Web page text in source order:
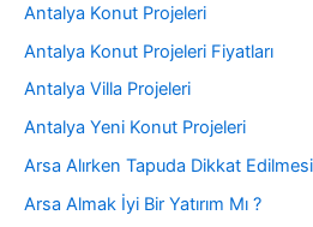
Antalya Konut Projeleri
Antalya Konut Projeleri Fiyatları
Antalya Villa Projeleri
Antalya Yeni Konut Projeleri
Arsa Alırken Tapuda Dikkat
Arsa Almak İyi Bir Yatırım Mı ?